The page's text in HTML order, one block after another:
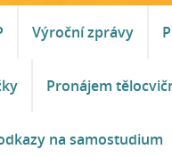
Výroční zprávy
Pronájem
na samostudium